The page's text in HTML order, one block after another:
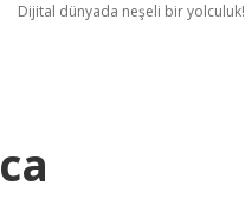
Dijital dünyada neşeli bir yolculuk!